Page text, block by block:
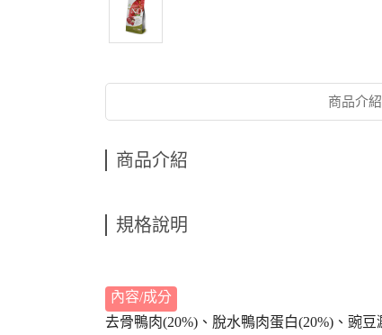
商品介紹
商品介紹
規格說明
內容/成分
去骨鴨肉(20%)、脫水鴨肉蛋白(20%)、豌